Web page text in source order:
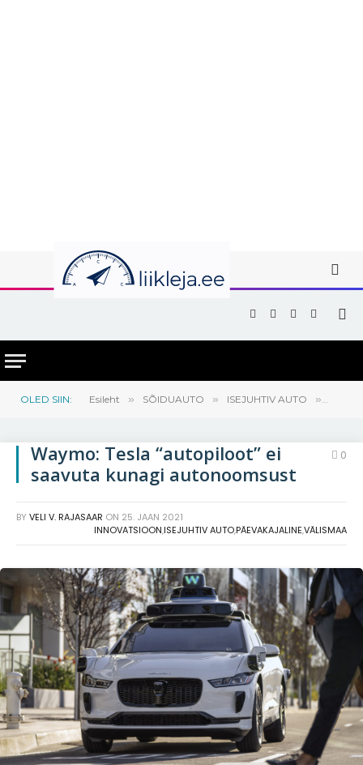
Facebook
X
(Twitter)
Instagram
YouTube
OLED SIIN: Esileht » SÕIDUAUTO » ISEJUHTIV AUTO »
Waymo: Tesla “autopiloot” ei
saavuta kunagi autonoomsust
0
BY VELI V. RAJASAAR ON 25. JAAN 2021
INNOVATSIOON,ISEJUHTIV AUTO,PÄEVAKAJALINE,VÄLISMAA